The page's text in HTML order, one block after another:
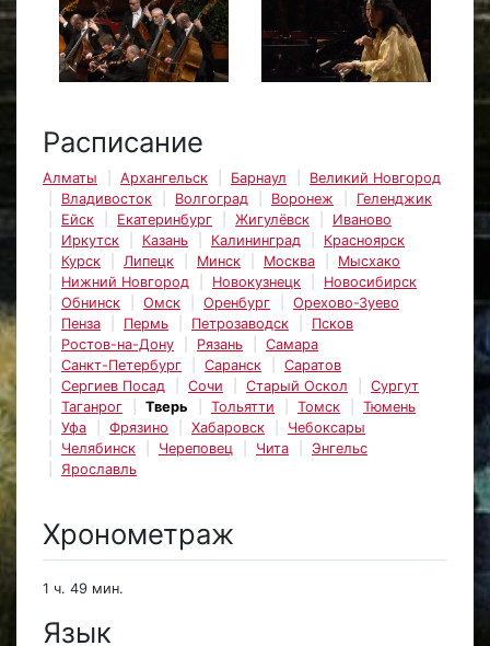
Расписание
Алматы Архангельск Барнаул
Великий Новгород
Владивосток
Волгоград Воронеж
Геленджик
Ейск
Екатеринбург Жигулёвск
Иваново
Иркутск
Казань Калининград
Красноярск
Курск
Липецк Минск Москва
Мысхако
Нижний Новгород
Новокузнецк
Новосибирск
Обнинск
Омск Оренбург
Орехово-Зуево
Пенза
Пермь Петрозаводск
Псков
Ростов-на-Дону
Рязань
Самара
Санкт-Петербург
Саранск
Саратов
Сергиев Посад
Сочи Старый Оскол
Сургут
Таганрог
Тверь Тольятти Томск
Тюмень
Уфа
Фрязино Хабаровск
Чебоксары
Челябинск
Череповец Чита
Энгельс
Ярославль
Хронометраж
1 ч. 49 мин.
Язык